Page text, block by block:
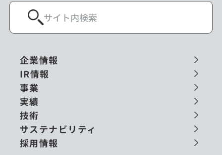
企業情報
IR情報
事業
実績
技術
サステナビリティ
採用情報